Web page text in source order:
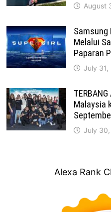
August
Samsung
Melalui
Paparan
July 31,
Malaysia
July
Alexa Rank